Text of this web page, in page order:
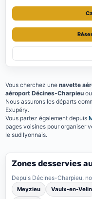
Vous cherchez unenavette
aéroport Décines-Charpieu
Nous assurons les départs
Exupéry.
Vous partez également depuis
pages voisines pour organiser
le sud lyonnais.
Zones desservies
Depuis Décines-Charpieu,
Meyzieu Vaulx-en-Velin